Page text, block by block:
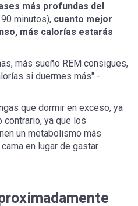
más profundas del
minutos), cuanto mejor
más calorías estarás
más sueño REM consigues,
si duermes más" -
que dormir en exceso, ya
ya que los
un metabolismo más
en lugar de gastar